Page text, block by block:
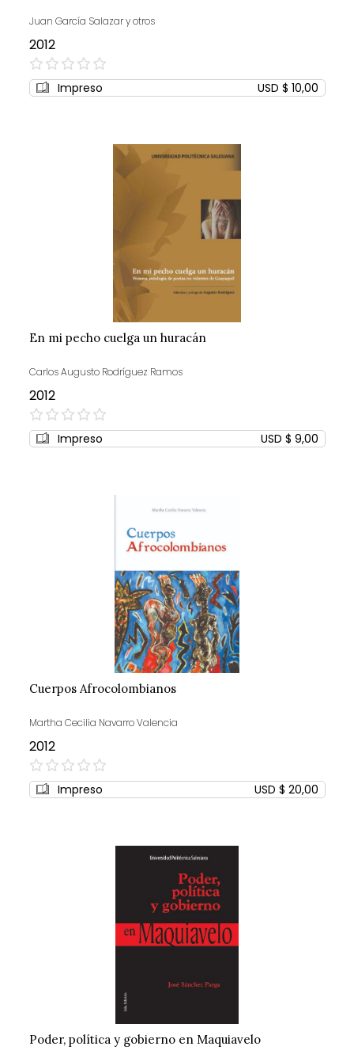
Juan García Salazar y otros
2012
0%
Impreso USD $ 10,00
En mi pecho cuelga un huracán
Carlos Augusto Rodríguez Ramos
2012
0%
Impreso USD $ 9,00
Cuerpos Afrocolombianos
Martha Cecilia Navarro Valencia
2012
0%
Impreso USD $ 20,00
Poder, política y gobierno en Maquiavelo